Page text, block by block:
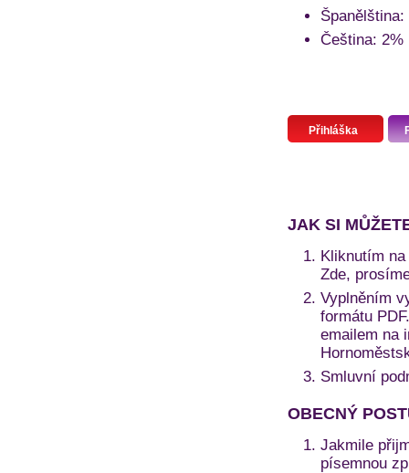
Španělština:
Čeština: 2%
Přihláška
JAK SI
Kliknutím
Zde,
Vyplněním
formátu
emailem na
Smluvní
OBECNÝ
Jakmile
písemnou